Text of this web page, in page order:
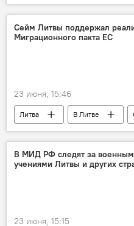
страны Балтии
Политика
оборона
Сейм Литвы поддержал
Миграционного пакта ЕС
23 июня, 15:46
Литва В Литве
Сейм Литвы
ЕС
мигранты
миграционная политика
В МИД РФ следят за
учениями Литвы и других
23 июня, 15:15